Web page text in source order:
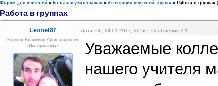
Форум для учителей » Большая учительская » Аттестация учителей, курсы » Работа в группах
Работа в группах
Leonel87 Дата: Сб, 28.01.2017, 20:50 | Сообщение # 1
Корогод Владимир Александрович
(Информатика)
Уважаемые
нашего учителя